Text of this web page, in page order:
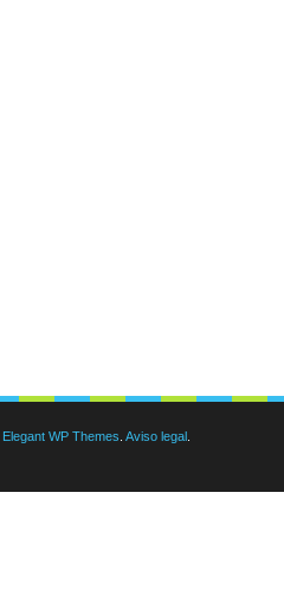
Elegant WP Themes Aviso legal